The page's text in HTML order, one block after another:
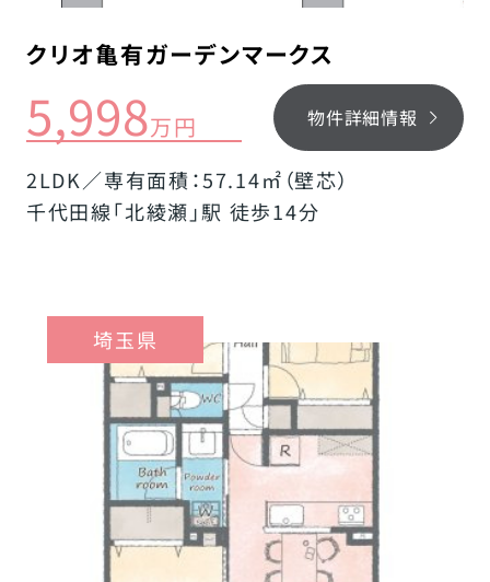
クリオ亀有ガーデンマークス
5,998万円 物件詳細情報
2LDK／専有面積：57.14㎡（壁芯）
千代田線「北綾瀬」駅 徒歩14分
埼玉県